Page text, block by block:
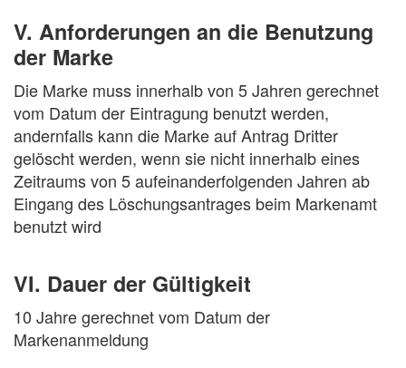
V. Anforderungen an die Benutzung
der Marke
Die Marke muss innerhalb von 5 Jahren gerechnet
vom Datum der Eintragung benutzt werden,
andernfalls kann die Marke auf Antrag Dritter
gelöscht werden, wenn sie nicht innerhalb eines
Zeitraums von 5 aufeinanderfolgenden Jahren ab
Eingang des Löschungsantrages beim Markenamt
benutzt wird
VI. Dauer der Gültigkeit
10 Jahre gerechnet vom Datum der
Markenanmeldung